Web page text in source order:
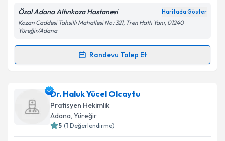
Özal Adana Altınkoza Hastanesi Haritada Göster
Kozan Caddesi Tahsilli Mahallesi No: 321, Tren Hattı Yanı, 01240
Yüreğir/Adana
Randevu Talep Et
Randevu Takvimi Talebi
Uzm. Dr. Tuğrul Doğaniçin randevu takvimi talebi
oluşturun. Size bu uzmandan randevu almanız için bir
takvim hazırlandığında e-posta ile bilgilendireceğiz.
Dr. Haluk Yücel Olcaytu
Pratisyen Hekimlik
Adana, Yüreğir
5 (1 Değerlendirme)